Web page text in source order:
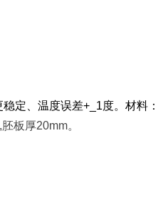
定、温度误差+_1度。材料
板厚20mm。